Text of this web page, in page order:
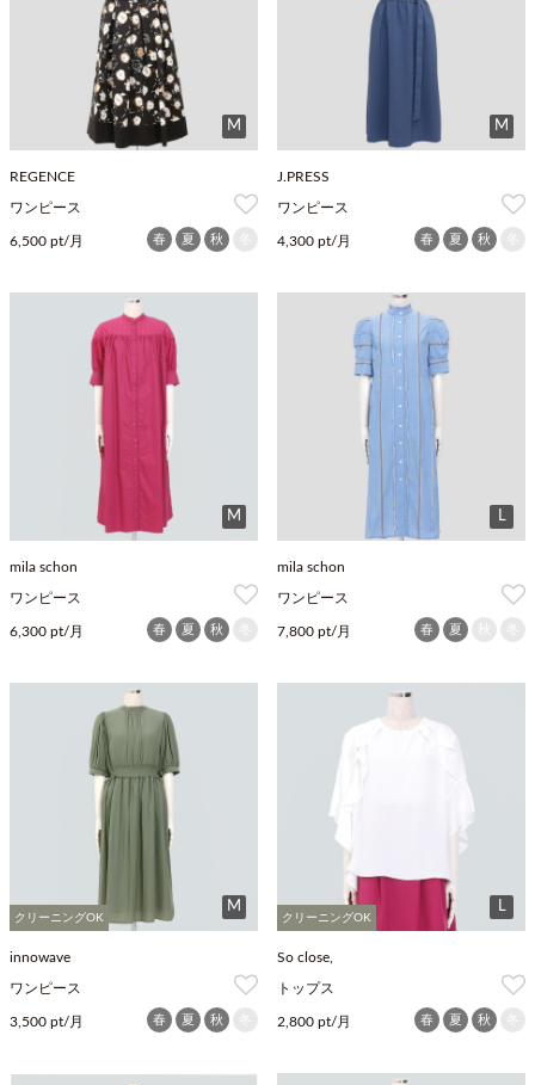
M
REGENCE
ワンピース
6,500 pt/月 春 夏 秋
M
J.PRESS
ワンピース
4,300 pt/月 春 夏 秋
M
mila schon
ワンピース
6,300 pt/月 春 夏 秋
L
mila schon
ワンピース
7,800 pt/月 春 夏
クリーニングOK
M
innowave
ワンピース
3,500 pt/月 春 夏 秋
クリーニングOK
L
So close,
トップス
2,800 pt/月 春 夏 秋